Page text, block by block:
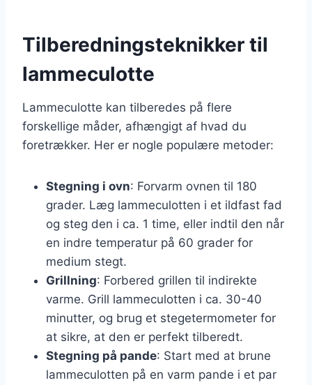
Tilberedningsteknikker til
lammeculotte
Lammeculotte kan tilberedes på flere
forskellige måder, afhængigt af hvad du
foretrækker. Her er nogle populære metoder:
Stegning i ovn: Forvarm ovnen til 180
grader. Læg lammeculotten i et ildfast fad
og steg den i ca. 1 time, eller indtil den når
en indre temperatur på 60 grader for
medium stegt.
Grillning: Forbered grillen til indirekte
varme. Grill lammeculotten i ca. 30-40
minutter, og brug et stegetermometer for
at sikre, at den er perfekt tilberedt.
Stegning på pande: Start med at brune
lammeculotten på en varm pande i et par